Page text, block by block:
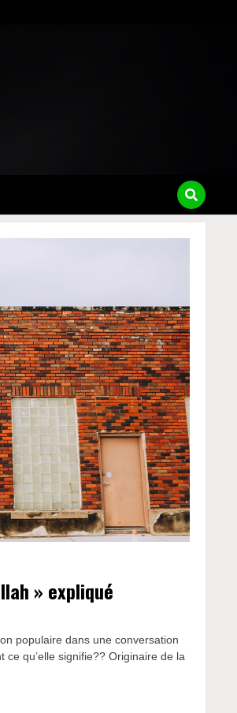
» expliqué
populaire dans une conversation
qu’elle signifie?? Originaire de la